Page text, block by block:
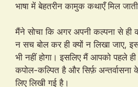
भाषा में बेहतरीन कामुक कथाएँ मिल
मैंने सोचा कि अगर अपनी कल्पना से ही
न सच बोल कर ही क्यों न लिखा जाए,
भी नहीं होगा। इसलिए मैं आपको पहले
कपोल-कल्पित है और सिर्फ़
लिए लिखी गई है।